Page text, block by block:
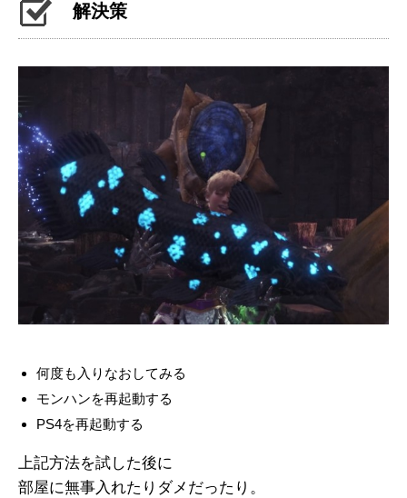
解決策
何度も入りなおしてみる
モンハンを再起動する
PS4を再起動する
上記方法を試した後に
部屋に無事入れたりダメだったり。